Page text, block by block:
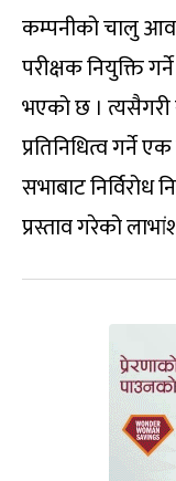
कम्पनीको चालु आव
परीक्षक नियुक्ति
भएको छ ।
प्रतिनिधित्व गर्ने
सभाबाट
प्रस्ताव गरेको